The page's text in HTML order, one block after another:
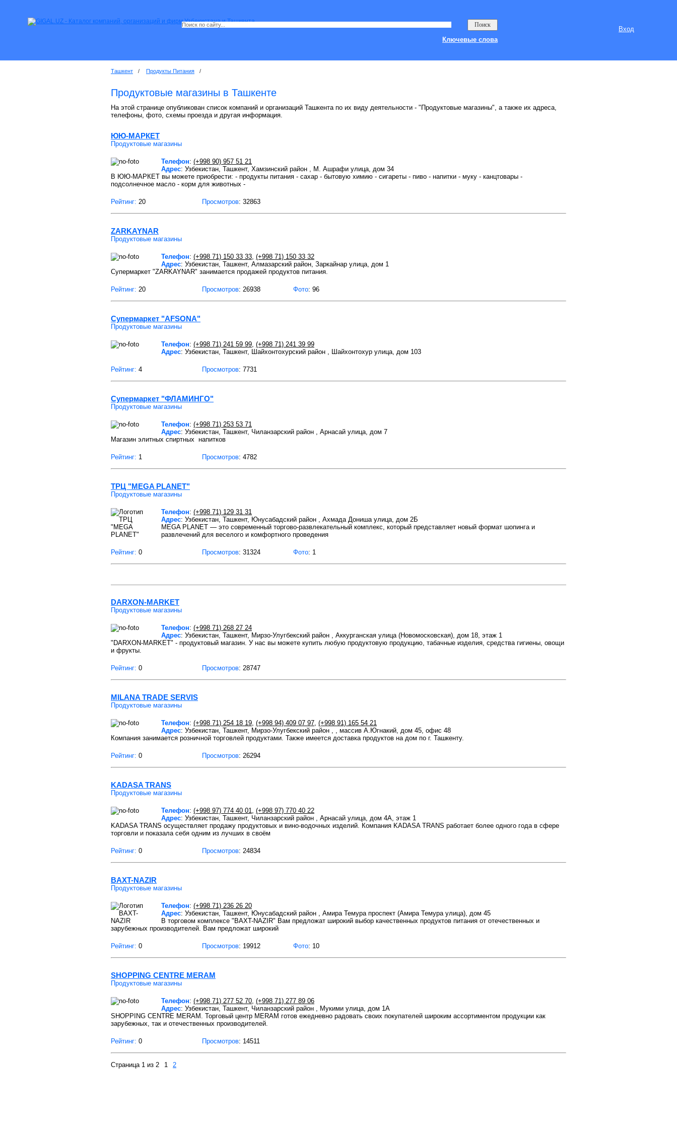
Вход
Ключевые слова
Ташкент / Продукты Питания /
Продуктовые магазины в Ташкенте
На этой странице опубликован список компаний и организаций Ташкента по их виду деятельности - "Продуктовые магазины", а также их адреса,
телефоны, фото, схемы проезда и другая информация.
ЮЮ-МАРКЕТ
Продуктовые магазины
Телефон: (+998 90) 957 51 21
Адрес: Узбекистан, Ташкент, Хамзинский район , М. Ашрафи улица, дом 34
В ЮЮ-МАРКЕТ вы можете приобрести: - продукты питания - сахар - бытовую химию - сигареты - пиво - напитки - муку - канцтовары -
подсолнечное масло - корм для животных -
Рейтинг: 20 Просмотров: 32863
ZARKAYNAR
Продуктовые магазины
Телефон: (+998 71) 150 33 33, (+998 71) 150 33 32
Адрес: Узбекистан, Ташкент, Алмазарский район, Заркайнар улица, дом 1
Супермаркет "ZARKAYNAR" занимается продажей продуктов питания.
Рейтинг: 20 Просмотров: 26938 Фото: 96
Супермаркет "AFSONA"
Продуктовые магазины
Телефон: (+998 71) 241 59 99, (+998 71) 241 39 99
Адрес: Узбекистан, Ташкент, Шайхонтохурский район , Шайхонтохур улица, дом 103
Рейтинг: 4 Просмотров: 7731
Супермаркет "ФЛАМИНГО"
Продуктовые магазины
Телефон: (+998 71) 253 53 71
Адрес: Узбекистан, Ташкент, Чиланзарский район , Арнасай улица, дом 7
Магазин элитных спиртных напитков
Рейтинг: 1 Просмотров: 4782
ТРЦ "MEGA PLANET"
Продуктовые магазины
Телефон: (+998 71) 129 31 31
Адрес: Узбекистан, Ташкент, Юнусабадский район , Ахмада Дониша улица, дом 2Б
MEGA PLANET — это современный торгово-развлекательный комплекс, который представляет новый формат шопинга и
развлечений для веселого и комфортного проведения
Рейтинг: 0 Просмотров: 31324 Фото: 1
DARXON-MARKET
Продуктовые магазины
Телефон: (+998 71) 268 27 24
Адрес: Узбекистан, Ташкент, Мирзо-Улугбекский район , Аккурганская улица (Новомосковская), дом 18, этаж 1
"DARXON-MARKET" - продуктовый магазин. У нас вы можете купить любую продуктовую продукцию, табачные изделия, средства гигиены, овощи
и фрукты.
Рейтинг: 0 Просмотров: 28747
MILANA TRADE SERVIS
Продуктовые магазины
Телефон: (+998 71) 254 18 19, (+998 94) 409 07 97, (+998 91) 165 54 21
Адрес: Узбекистан, Ташкент, Мирзо-Улугбекский район , , массив А.Югнакий, дом 45, офис 48
Компания занимается розничной торговлей продуктами. Также имеется доставка продуктов на дом по г. Ташкенту.
Рейтинг: 0 Просмотров: 26294
KADASA TRANS
Продуктовые магазины
Телефон: (+998 97) 774 40 01, (+998 97) 770 40 22
Адрес: Узбекистан, Ташкент, Чиланзарский район , Арнасай улица, дом 4A, этаж 1
KADASA TRANS осуществляет продажу продуктовых и вино-водочных изделий. Компания KADASA TRANS работает более одного года в сфере
торговли и показала себя одним из лучших в своём
Рейтинг: 0 Просмотров: 24834
BAXT-NAZIR
Продуктовые магазины
Телефон: (+998 71) 236 26 20
Адрес: Узбекистан, Ташкент, Юнусабадский район , Амира Темура проспект (Амира Темура улица), дом 45
В торговом комплексе "BAXT-NAZIR" Вам предложат широкий выбор качественных продуктов питания от отечественных и
зарубежных производителей. Вам предложат широкий
Рейтинг: 0 Просмотров: 19912 Фото: 10
SHOPPING CENTRE MERAM
Продуктовые магазины
Телефон: (+998 71) 277 52 70, (+998 71) 277 89 06
Адрес: Узбекистан, Ташкент, Чиланзарский район , Мукими улица, дом 1А
SHOPPING CENTRE MERAM. Торговый центр MERAM готов ежедневно радовать своих покупателей широким ассортиментом продукции как
зарубежных, так и отечественных производителей.
Рейтинг: 0 Просмотров: 14511
Страница 1 из 2 1 2